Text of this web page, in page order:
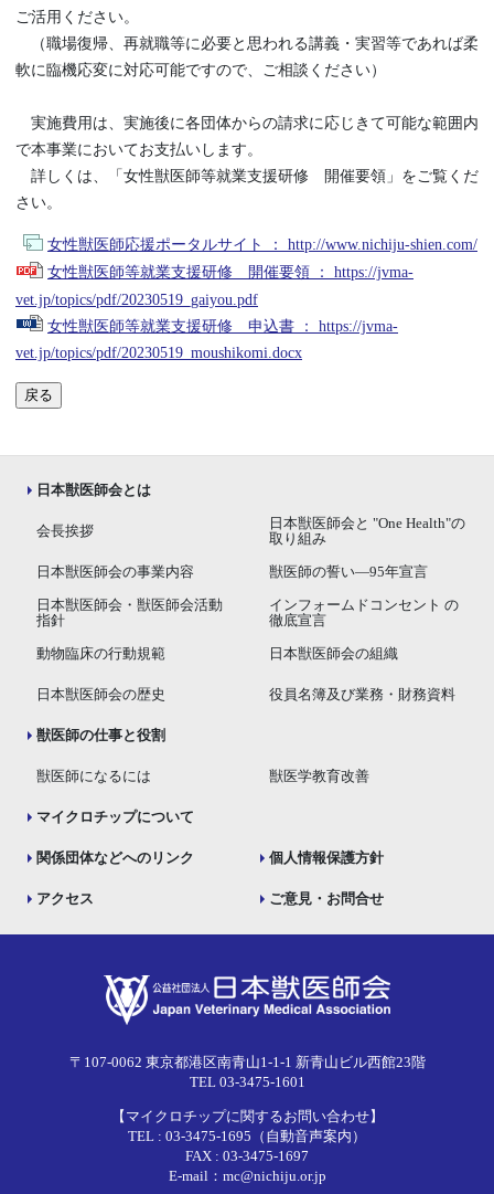
ご活用ください。
（職場復帰、再就職等に必要と思われる講義・実習等であれば柔
軟に臨機応変に対応可能ですので、ご相談ください）
実施費用は、実施後に各団体からの請求に応じきて可能な範囲内
で本事業においてお支払いします。
詳しくは、「女性獣医師等就業支援研修 開催要領」をご覧くだ
さい。
女性獣医師応援ポータルサイト ： http://www.nichiju-shien.com/
女性獣医師等就業支援研修 開催要領 ： https://jvma-
vet.jp/topics/pdf/20230519_gaiyou.pdf
女性獣医師等就業支援研修 申込書 ： https://jvma-
vet.jp/topics/pdf/20230519_moushikomi.docx
戻る
日本獣医師会とは
会長挨拶
日本獣医師会と "One Health"の
取り組み
日本獣医師会の事業内容 獣医師の誓い―95年宣言
日本獣医師会・獣医師会活動
指針
インフォームドコンセント の
徹底宣言
動物臨床の行動規範 日本獣医師会の組織
日本獣医師会の歴史 役員名簿及び業務・財務資料
獣医師の仕事と役割
獣医師になるには 獣医学教育改善
マイクロチップについて
関係団体などへのリンク 個人情報保護方針
アクセス ご意見・お問合せ
〒107-0062 東京都港区南青山1-1-1 新青山ビル西館23階
TEL 03-3475-1601
【マイクロチップに関するお問い合わせ】
TEL : 03-3475-1695（自動音声案内）
FAX : 03-3475-1697
E-mail：mc@nichiju.or.jp